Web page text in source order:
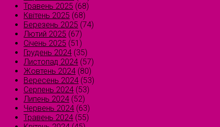
Травень 2025 (68)
Квітень 2025 (68)
Березень 2025 (74)
Лютий 2025 (67)
Січень 2025 (51)
Грудень 2024 (35)
Листопад 2024 (57)
Жовтень 2024 (80)
Вересень 2024 (53)
Серпень 2024 (53)
Липень 2024 (52)
Червень 2024 (63)
Травень 2024 (55)